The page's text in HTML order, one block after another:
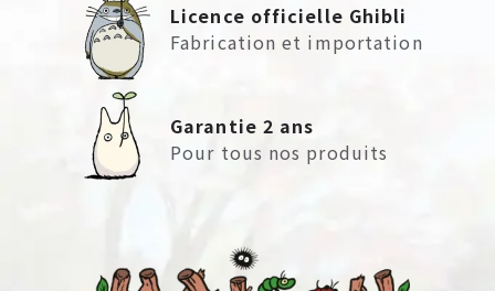
Licence officielle Ghibli
Fabrication et importation
Garantie 2 ans
Pour tous nos produits